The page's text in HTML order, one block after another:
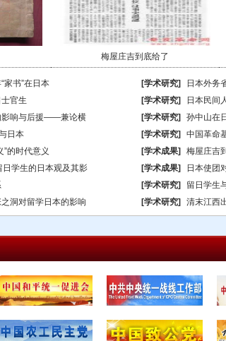
梅屋庄吉到底给了
家书”在日本 [学术研究]
日本外务
官生 [学术研究]
日本民间
影响与后援——兼论横 [学术研究]
孙中山在
日本 [学术研究]
中国革命
”的时代意义 [学术成果]
梅屋庄吉
学生的日本观及其影 [学术成果]
日本使团
[学术研究]
留日学生
洞对留学日本的影响 [学术研究] 清末江西